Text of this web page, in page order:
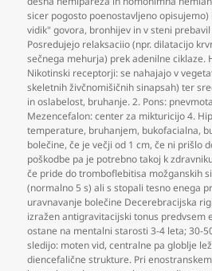
sicer pogosto poenostavljeno
vidik" govora, bronhijev in v steni
Posredujejo relaksaciio (npr. dilatacijo
sečnega mehurja) prek adenilne ciklaze.
Nikotinski receptorji: se nahajajo v
skeletnih živčnomišičnih sinapsah) ter
in oslabelost, bruhanje. 2. Pons:
Mezencefalon: center za mikturicijo 4.
temperature, bruhanjem, bukofacialna,
bolečine,če je večji od 1 cm,če ni prišlo
poškodbe pa je potrebno takoj k
če pride do tromboflebitisa možganskih
(normalno 5 s) ali s stopali tesno enega
uravnavanje bolečine Decerebracijska
izražen antigravitacijski tonus predvsem
ostane na mentalni starosti 3-4 leta; 30-
sledijo: moten vid,centralne pa globlje
diencefalične strukture. Pri